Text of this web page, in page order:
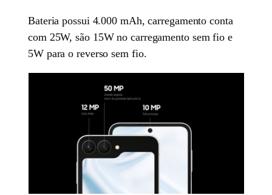
Bateria possui 4.000 mAh, carregamento conta
com 25W, são 15W no carregamento sem fio e
5W para o reverso sem fio.